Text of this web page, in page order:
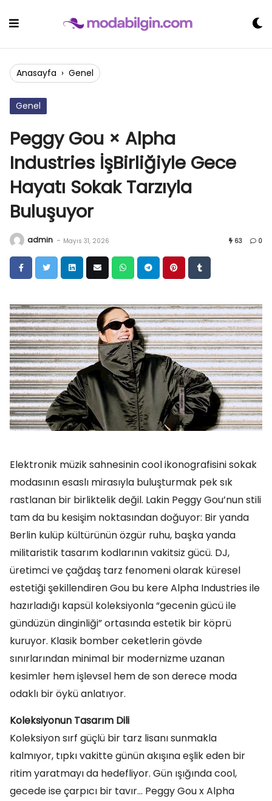
Anasayfa › Genel
Genel
Peggy Gou × Alpha
Industries İşBirliğiyle Gece
Hayatı Sokak Tarzıyla
Buluşuyor
admin - Mayıs 31, 2026 63 0
Elektronik müzik sahnesinin cool ikonografisini sokak
modasının esaslı mirasıyla buluşturmak pek sık
rastlanan bir birliktelik değil. Lakin Peggy Gou’nun stili
tam da bu kesişim noktasından doğuyor: Bir yanda
Berlin kulüp kültürünün özgür ruhu, başka yanda
militaristik tasarım kodlarının vakitsiz gücü. DJ,
üretimci ve çağdaş tarz fenomeni olarak küresel
estetiği şekillendiren Gou bu kere Alpha Industries ile
hazırladığı kapsül koleksiyonla “gecenin gücü ile
gündüzün dinginliği” ortasında estetik bir köprü
kuruyor. Klasik bomber ceketlerin gövde
sınırlarından minimal bir modernizme uzanan
kesimler hem işlevsel hem de son derece moda
odaklı bir öykü anlatıyor.
Koleksiyonun Tasarım Dili
Koleksiyon sırf güçlü bir tarz lisanı sunmakla
kalmıyor, tıpkı vakitte günün akışına eşlik eden bir
ritim yaratmayı da hedefliyor. Gün ışığında cool,
gecede ise çarpıcı bir tavır… Peggy Gou x Alpha